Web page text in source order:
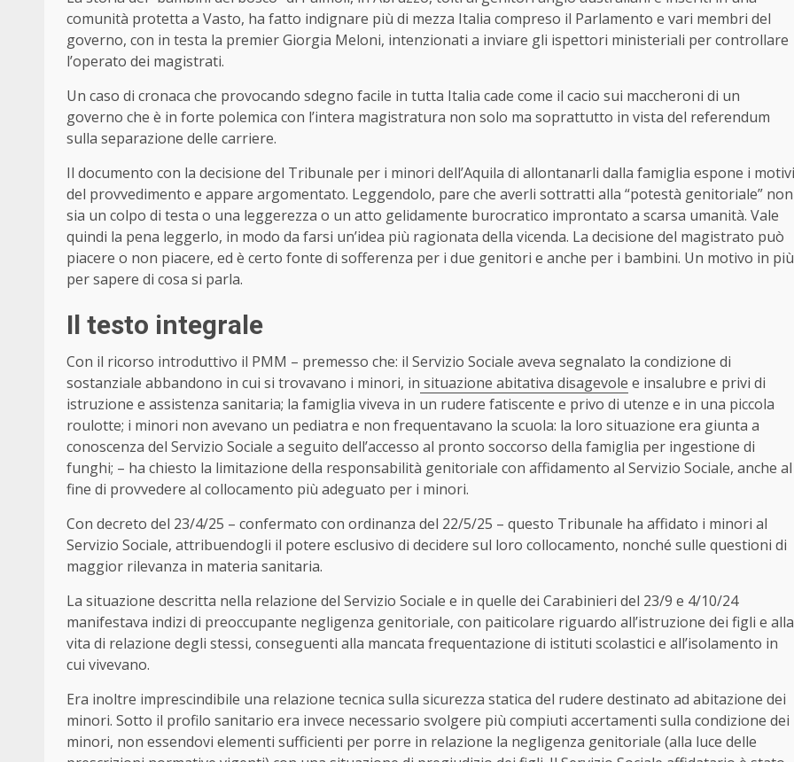
comunità protetta a Vasto, ha fatto indignare più di mezza Italia compreso il Parlamento e vari membri del
governo, con in testa la premier Giorgia Meloni, intenzionati a inviare gli ispettori ministeriali per controllare
l’operato dei magistrati.
Un caso di cronaca che provocando sdegno facile in tutta Italia cade come il cacio sui maccheroni di un
governo che è in forte polemica con l’intera magistratura non solo ma soprattutto in vista del referendum
sulla separazione delle carriere.
Il documento con la decisione del Tribunale per i minori dell’Aquila di allontanarli dalla famiglia espone i motivi
del provvedimento e appare argomentato. Leggendolo, pare che averli sottratti alla “potestà genitoriale” non
sia un colpo di testa o una leggerezza o un atto gelidamente burocratico improntato a scarsa umanità. Vale
quindi la pena leggerlo, in modo da farsi un’idea più ragionata della vicenda. La decisione del magistrato può
piacere o non piacere, ed è certo fonte di sofferenza per i due genitori e anche per i bambini. Un motivo in più
per sapere di cosa si parla.
Il testo integrale
Con il ricorso introduttivo il PMM – premesso che: il Servizio Sociale aveva segnalato la condizione di
sostanziale abbandono in cui si trovavano i minori, in situazione abitativa disagevole e insalubre e privi di
istruzione e assistenza sanitaria; la famiglia viveva in un rudere fatiscente e privo di utenze e in una piccola
roulotte; i minori non avevano un pediatra e non frequentavano la scuola: la loro situazione era giunta a
conoscenza del Servizio Sociale a seguito dell’accesso al pronto soccorso della famiglia per ingestione di
funghi; – ha chiesto la limitazione della responsabilità genitoriale con affidamento al Servizio Sociale, anche al
fine di provvedere al collocamento più adeguato per i minori.
Con decreto del 23/4/25 – confermato con ordinanza del 22/5/25 – questo Tribunale ha affidato i minori al
Servizio Sociale, attribuendogli il potere esclusivo di decidere sul loro collocamento, nonché sulle questioni di
maggior rilevanza in materia sanitaria.
La situazione descritta nella relazione del Servizio Sociale e in quelle dei Carabinieri del 23/9 e 4/10/24
manifestava indizi di preoccupante negligenza genitoriale, con paiticolare riguardo all’istruzione dei figli e alla
vita di relazione degli stessi, conseguenti alla mancata frequentazione di istituti scolastici e all’isolamento in
cui vivevano.
Era inoltre imprescindibile una relazione tecnica sulla sicurezza statica del rudere destinato ad abitazione dei
minori. Sotto il profilo sanitario era invece necessario svolgere più compiuti accertamenti sulla condizione dei
minori, non essendovi elementi sufficienti per porre in relazione la negligenza genitoriale (alla luce delle